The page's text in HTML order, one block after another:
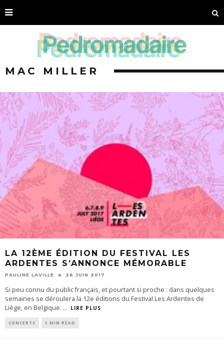
MAC MILLER
LA 12ÈME ÉDITION DU FESTIVAL LES
ARDENTES S’ANNONCE MÉMORABLE
PAULINE LAVILLE 26 JUIN 2017
Si peu connu du public français, et pourtant si proche : dans quelques
semaines se déroulera la 12e éditions du Festival Les Ardentes de
Liège, en Belgique. ... LIRE PLUS
CONCERTS 1 MIN READ